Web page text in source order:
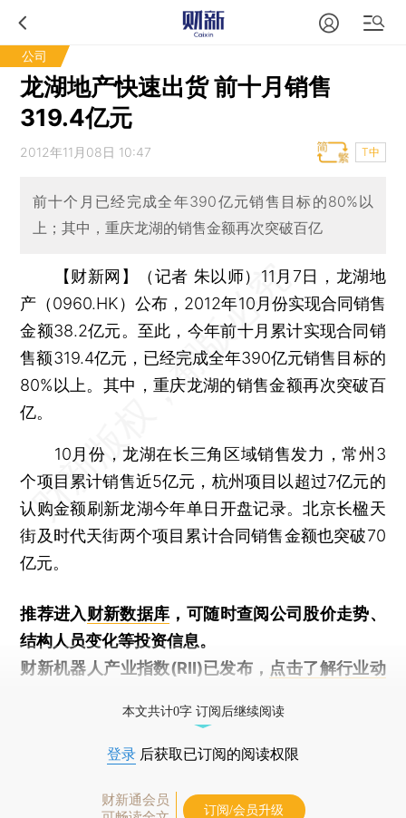
公司
龙湖地产快速出货 前十月销售
319.4亿元
2012年11月08日 10:47 T中
前十个月已经完成全年390亿元销售目标的80%以
上；其中，重庆龙湖的销售金额再次突破百亿
【财新网】（记者 朱以师） 11月7日，龙湖地
产（0960.HK）公布，2012年10月份实现合同销售
金额38.2亿元。至此，今年前十月累计实现合同销
售额319.4亿元，已经完成全年390亿元销售目标的
80%以上。其中，重庆龙湖的销售金额再次突破百
亿。
10月份，龙湖在长三角区域销售发力，常州3
个项目累计销售近5亿元，杭州项目以超过7亿元的
认购金额刷新龙湖今年单日开盘记录。北京长楹天
街及时代天街两个项目累计合同销售金额也突破70
亿元。
推荐进入财新数据库 ，可随时查阅公司股价走势、
结构人员变化等投资信息。
财新机器人产业指数(RII)已发布， 点击了解行业动
本文共计0字 订阅后继续阅读
登录 后获取已订阅的阅读权限
财新通会员
订阅/会员升级